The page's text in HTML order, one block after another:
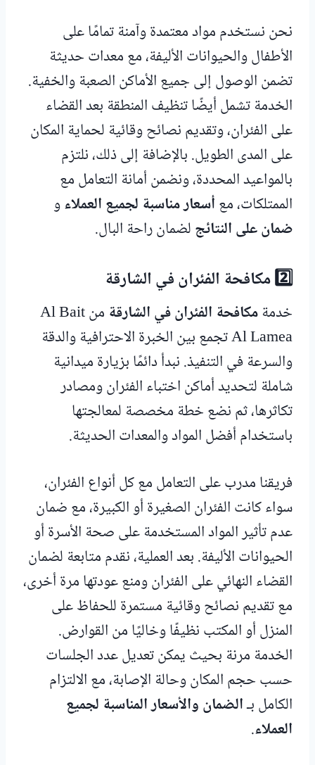
نحن نستخدم مواد معتمدة وآمنة تمامًا على
الأطفال والحيوانات الأليفة، مع معدات حديثة
تضمن الوصول إلى جميع الأماكن الصعبة والخفية.
الخدمة تشمل أيضًا تنظيف المنطقة بعد القضاء
على الفئران، وتقديم نصائح وقائية لحماية المكان
على المدى الطويل. بالإضافة إلى ذلك، نلتزم
بالمواعيد المحددة، ونضمن أمانة التعامل مع
الممتلكات، معأسعار مناسبة لجميع العملاءو
ضمان على النتائجلضمان راحة البال.
2️⃣ مكافحة الفئران في الشارقة
خدمةمكافحة الفئران في الشارقة
من Al Bait
Al Lamea تجمع بين الخبرة الاحترافية والدقة
والسرعة في التنفيذ. نبدأ دائمًا بزيارة ميدانية
شاملة لتحديد أماكن اختباء الفئران ومصادر
تكاثرها، ثم نضع خطة مخصصة لمعالجتها
باستخدام أفضل المواد والمعدات الحديثة.
فريقنا مدرب على التعامل مع كل أنواع الفئران،
سواء كانت الفئران الصغيرة أو الكبيرة، مع ضمان
عدم تأثير المواد المستخدمة على صحة الأسرة أو
الحيوانات الأليفة. بعد العملية، نقدم متابعة لضمان
القضاء النهائي على الفئران ومنع عودتها مرة أخرى،
مع تقديم نصائح وقائية مستمرة للحفاظ على
المنزل أو المكتب نظيفًا وخاليًا من القوارض.
الخدمة مرنة بحيث يمكن تعديل عدد الجلسات
حسب حجم المكان وحالة الإصابة، مع الالتزام
الكامل بـالضمان والأسعار المناسبة لجميع
العملاء.